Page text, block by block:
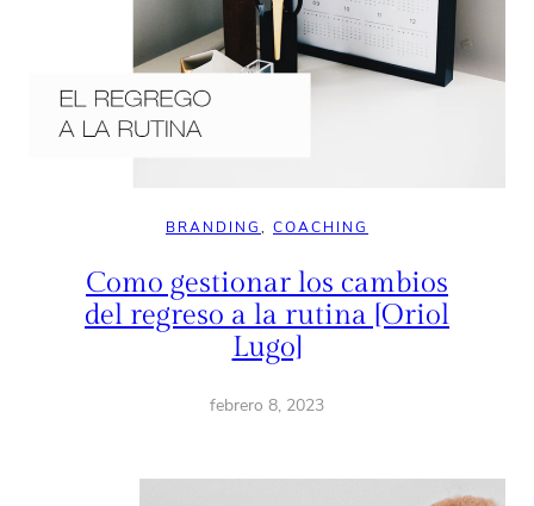
BRANDING, COACHING
Como gestionar los cambios
del regreso a la rutina [Oriol
Lugo]
febrero 8, 2023